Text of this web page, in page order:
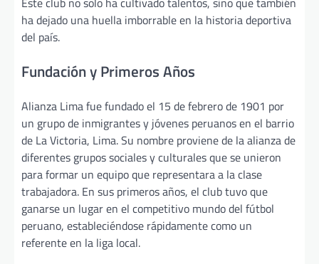
ha dejado una huella imborrable en la historia deportiva
del país.
Fundación y Primeros Años
Alianza Lima fue fundado el 15 de febrero de 1901 por
un grupo de inmigrantes y jóvenes peruanos en el barrio
de La Victoria, Lima. Su nombre proviene de la alianza de
diferentes grupos sociales y culturales que se unieron
para formar un equipo que representara a la clase
trabajadora. En sus primeros años, el club tuvo que
ganarse un lugar en el competitivo mundo del fútbol
peruano, estableciéndose rápidamente como un
referente en la liga local.